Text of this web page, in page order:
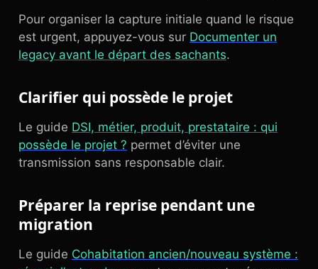
Pour organiser la capture initiale quand le risque
est urgent, appuyez-vous sur Documenter un
legacy avant le départ des sachants.
Clarifier qui possède le projet
Le guide DSI, métier, produit, prestataire : qui
possède le projet ? permet d’éviter une
transmission sans responsable clair.
Préparer la reprise pendant une
migration
Le guide Cohabitation ancien/nouveau système :